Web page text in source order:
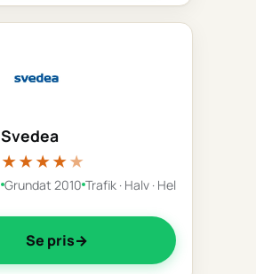
Svedea
★★★★★
Grundat 2010 Trafik · Halv · Hel
Se pris